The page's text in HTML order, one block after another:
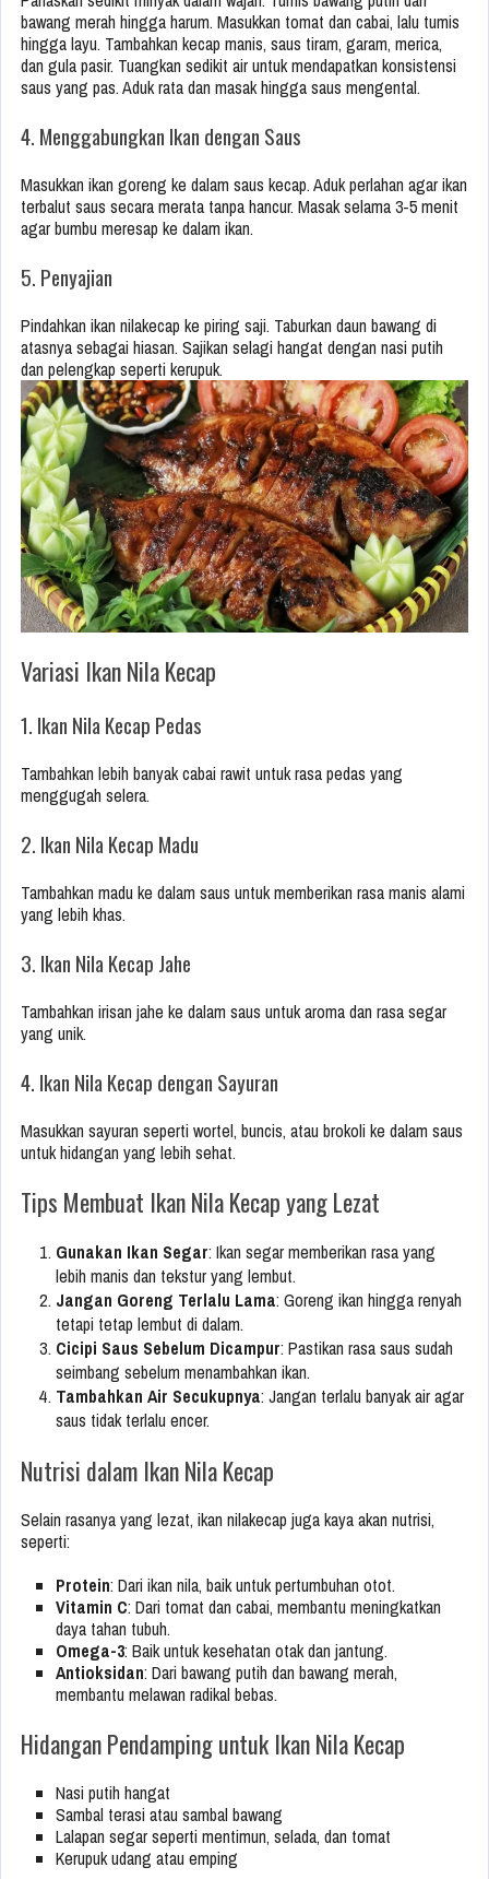
bawang merah hingga harum. Masukkan tomat dan cabai, lalu tumis
hingga layu. Tambahkan kecap manis, saus tiram, garam, merica,
dan gula pasir. Tuangkan sedikit air untuk mendapatkan konsistensi
saus yang pas. Aduk rata dan masak hingga saus mengental.
4. Menggabungkan Ikan dengan Saus
Masukkan ikan goreng ke dalam saus kecap. Aduk perlahan agar ikan
terbalut saus secara merata tanpa hancur. Masak selama 3-5 menit
agar bumbu meresap ke dalam ikan.
5. Penyajian
Pindahkan ikan nilakecap ke piring saji. Taburkan daun bawang di
atasnya sebagai hiasan. Sajikan selagi hangat dengan nasi putih
dan pelengkap seperti kerupuk.
Variasi Ikan Nila Kecap
1. Ikan Nila Kecap Pedas
Tambahkan lebih banyak cabai rawit untuk rasa pedas yang
menggugah selera.
2. Ikan Nila Kecap Madu
Tambahkan madu ke dalam saus untuk memberikan rasa manis alami
yang lebih khas.
3. Ikan Nila Kecap Jahe
Tambahkan irisan jahe ke dalam saus untuk aroma dan rasa segar
yang unik.
4. Ikan Nila Kecap dengan Sayuran
Masukkan sayuran seperti wortel, buncis, atau brokoli ke dalam saus
untuk hidangan yang lebih sehat.
Tips Membuat Ikan Nila Kecap yang Lezat
Gunakan Ikan Segar: Ikan segar memberikan rasa yang
lebih manis dan tekstur yang lembut.
Jangan Goreng Terlalu Lama: Goreng ikan hingga renyah
tetapi tetap lembut di dalam.
Cicipi Saus Sebelum Dicampur: Pastikan rasa saus sudah
seimbang sebelum menambahkan ikan.
Tambahkan Air Secukupnya: Jangan terlalu banyak air agar
saus tidak terlalu encer.
Nutrisi dalam Ikan Nila Kecap
Selain rasanya yang lezat, ikan nilakecap juga kaya akan nutrisi,
seperti:
Protein: Dari ikan nila, baik untuk pertumbuhan otot.
Vitamin C: Dari tomat dan cabai, membantu meningkatkan
daya tahan tubuh.
Omega-3: Baik untuk kesehatan otak dan jantung.
Antioksidan: Dari bawang putih dan bawang merah,
membantu melawan radikal bebas.
Hidangan Pendamping untuk Ikan Nila Kecap
Nasi putih hangat
Sambal terasi atau sambal bawang
Lalapan segar seperti mentimun, selada, dan tomat
Kerupuk udang atau emping